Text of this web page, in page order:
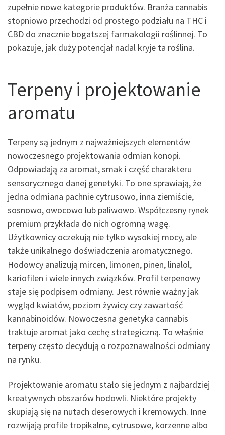
zupełnie nowe kategorie produktów. Branża cannabis
stopniowo przechodzi od prostego podziału na THC i
CBD do znacznie bogatszej farmakologii roślinnej. To
pokazuje, jak duży potencjał nadal kryje ta roślina.
Terpeny i projektowanie
aromatu
Terpeny są jednym z najważniejszych elementów
nowoczesnego projektowania odmian konopi.
Odpowiadają za aromat, smak i część charakteru
sensorycznego danej genetyki. To one sprawiają, że
jedna odmiana pachnie cytrusowo, inna ziemiście,
sosnowo, owocowo lub paliwowo. Współczesny rynek
premium przykłada do nich ogromną wagę.
Użytkownicy oczekują nie tylko wysokiej mocy, ale
także unikalnego doświadczenia aromatycznego.
Hodowcy analizują mircen, limonen, pinen, linalol,
kariofilen i wiele innych związków. Profil terpenowy
staje się podpisem odmiany. Jest równie ważny jak
wygląd kwiatów, poziom żywicy czy zawartość
kannabinoidów. Nowoczesna genetyka cannabis
traktuje aromat jako cechę strategiczną. To właśnie
terpeny często decydują o rozpoznawalności odmiany
na rynku.
Projektowanie aromatu stało się jednym z najbardziej
kreatywnych obszarów hodowli. Niektóre projekty
skupiają się na nutach deserowych i kremowych. Inne
rozwijają profile tropikalne, cytrusowe, korzenne albo